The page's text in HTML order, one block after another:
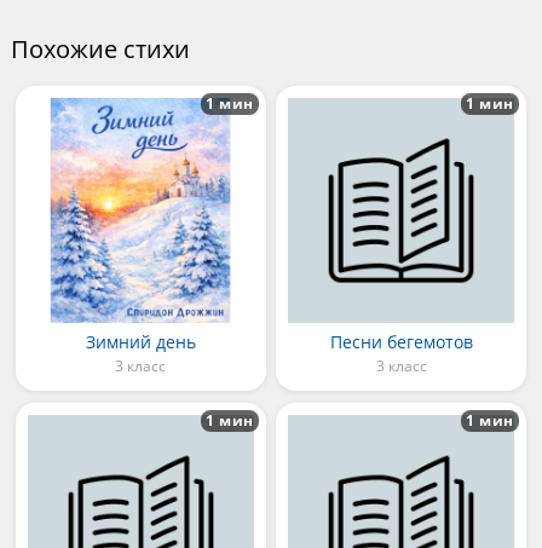
Похожие стихи
Зимний день
3 класс
1 мин
Песни бегемотов
3 класс
1 мин
1 мин 1 мин